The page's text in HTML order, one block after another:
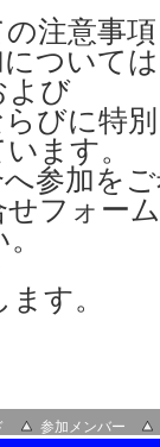
の注意事
ついて
よび
びに特
ます。
参加を
せフォーム
す。
参加メンバー